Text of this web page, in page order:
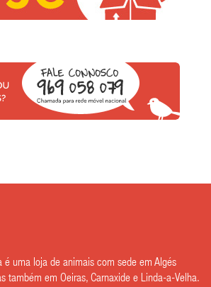
é uma loja de animais com sede em Algés
também em Oeiras, Carnaxide e Linda-a-Velha.